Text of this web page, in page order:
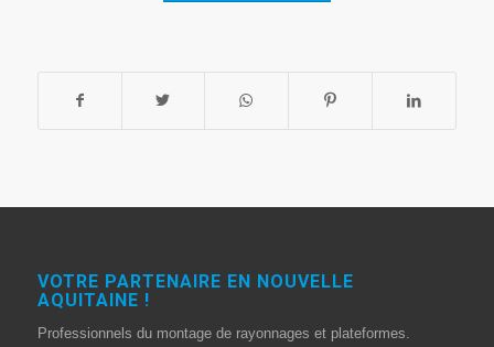
VOTRE PARTENAIRE EN NOUVELLE
AQUITAINE !
Professionnels du montage de rayonnages et plateformes.